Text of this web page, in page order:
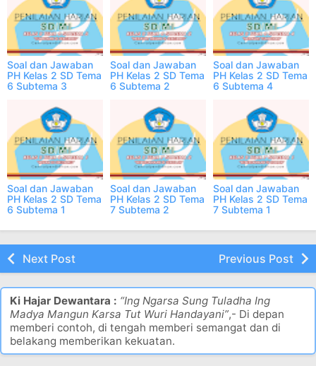
Soal dan Jawaban
PH Kelas 2 SD Tema
6 Subtema 3
Soal dan Jawaban
PH Kelas 2 SD Tema
6 Subtema 2
Soal dan Jawaban
PH Kelas 2 SD Tema
6 Subtema 4
Soal dan Jawaban
PH Kelas 2 SD Tema
6 Subtema 1
Soal dan Jawaban
PH Kelas 2 SD Tema
7 Subtema 2
Soal dan Jawaban
PH Kelas 2 SD Tema
7 Subtema 1
Next Post Previous Post
Ki Hajar Dewantara : “Ing Ngarsa Sung Tuladha Ing
Madya Mangun Karsa Tut Wuri Handayani”,- Di depan
memberi contoh, di tengah memberi semangat dan di
belakang memberikan kekuatan.